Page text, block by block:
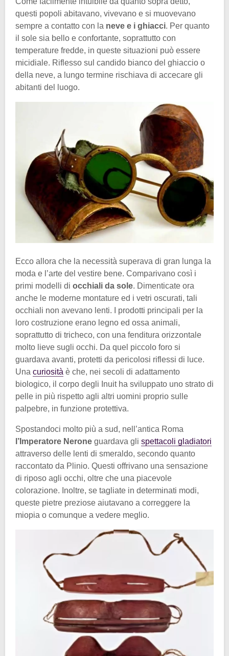
questi popoli abitavano, vivevano e si muovevano
sempre a contatto con la neve e i ghiacci. Per quanto
il sole sia bello e confortante, soprattutto con
temperature fredde, in queste situazioni può essere
micidiale. Riflesso sul candido bianco del ghiaccio o
della neve, a lungo termine rischiava di accecare gli
abitanti del luogo.
Ecco allora che la necessità superava di gran lunga la
moda e l’arte del vestire bene. Comparivano così i
primi modelli di occhiali da sole. Dimenticate ora
anche le moderne montature ed i vetri oscurati, tali
occhiali non avevano lenti. I prodotti principali per la
loro costruzione erano legno ed ossa animali,
soprattutto di tricheco, con una fenditura orizzontale
molto lieve sugli occhi. Da quel piccolo foro si
guardava avanti, protetti da pericolosi riflessi di luce.
Una curiosità è che, nei secoli di adattamento
biologico, il corpo degli Inuit ha sviluppato uno strato di
pelle in più rispetto agli altri uomini proprio sulle
palpebre, in funzione protettiva.
Spostandoci molto più a sud, nell’antica Roma
l’Imperatore Nerone guardava gli spettacoli gladiatori
attraverso delle lenti di smeraldo, secondo quanto
raccontato da Plinio. Questi offrivano una sensazione
di riposo agli occhi, oltre che una piacevole
colorazione. Inoltre, se tagliate in determinati modi,
queste pietre preziose aiutavano a correggere la
miopia o comunque a vedere meglio.